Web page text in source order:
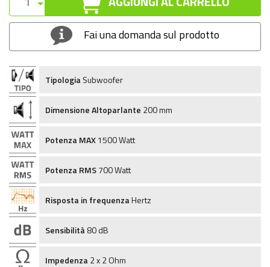
Fai una domanda sul prodotto
TipologiaSubwoofer
Dimensione Altoparlante 200 mm
Potenza MAX1500 Watt
Potenza RMS700 Watt
Risposta in frequenzaHertz
Sensibilità80 dB
Impedenza2 x 2 Ohm